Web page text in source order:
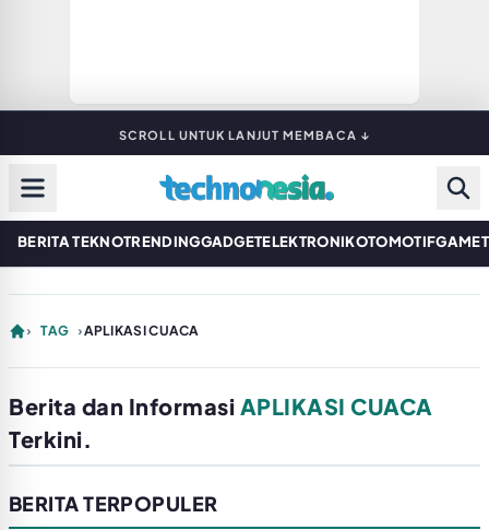
SCROLL UNTUK LANJUT MEMBACA ↓
BERITA TEKNOTRENDINGGADGETELEKTRONIKOTOMOTIFGAME
› TAG ›APLIKASI CUACA
Berita dan Informasi APLIKASI CUACA
Terkini.
BERITA TERPOPULER